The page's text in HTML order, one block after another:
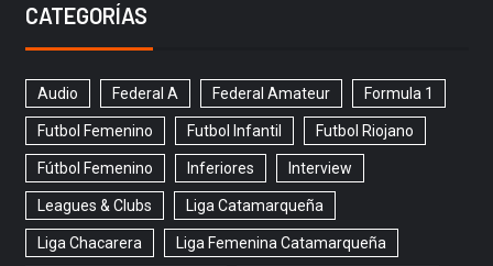
CATEGORÍAS
Audio Federal A Federal Amateur Formula 1
Futbol Femenino Futbol Infantil Futbol Riojano
Fútbol Femenino Inferiores Interview
Leagues & Clubs Liga Catamarqueña
Liga Chacarera Liga Femenina Catamarqueña